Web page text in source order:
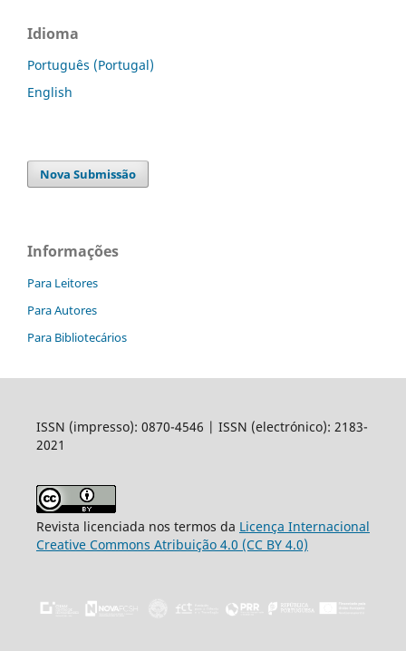
Idioma
Português (Portugal)
English
Nova Submissão
Informações
Para Leitores
Para Autores
Para Bibliotecários
ISSN (impresso): 0870-4546 | ISSN (electrónico): 2183-
2021
Revista licenciada nos termos da Licença Internacional
Creative Commons Atribuição 4.0 (CC BY 4.0)